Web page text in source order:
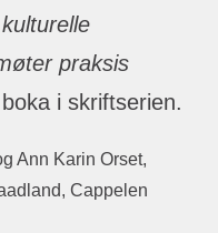
praksis
i skriftserien.
Ann Karin Orset,
Cappelen